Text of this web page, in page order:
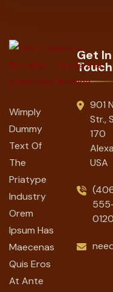
Get In
901
Str.,
170
USA
0120
Wimply
Dummy
Text Of
The
Priatype
Industry
Orem
Ipsum Has
Maecenas
Quis Eros
At Ante